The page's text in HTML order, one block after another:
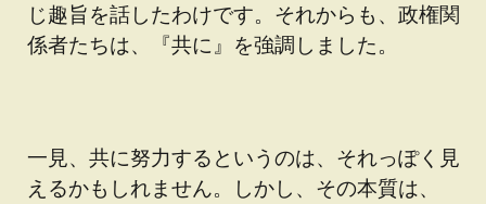
じ趣旨を話したわけです。それからも、政権関
係者たちは、『共に』を強調しました。
一見、共に努力するというのは、それっぽく見
えるかもしれません。しかし、その本質は、